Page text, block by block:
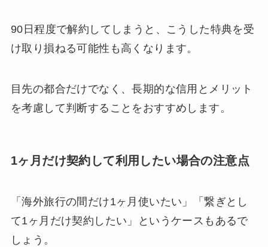
90日程度で解約してしまうと、こうした特典を受
け取り損ねる可能性も高くなります。
目先の都合だけでなく、長期的な信用とメリット
を考慮して判断することをおすすめします。
1ヶ月だけ契約して利用したい場合の注意点
「海外旅行の間だけ1ヶ月使いたい」「繋ぎとし
て1ヶ月だけ契約したい」というケースもあるで
しょう。